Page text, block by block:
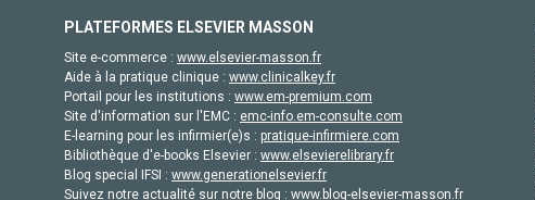
PLATEFORMES ELSEVIER MASSON
Site e-commerce : www.elsevier-masson.fr
Aide à la pratique clinique : www.clinicalkey.fr
Portail pour les institutions : www.em-premium.com
Site d'information sur l'EMC : emc-info.em-consulte.com
E-learning pour les infirmier(e)s : pratique-infirmiere.com
Bibliothèque d'e-books Elsevier : www.elsevierelibrary.fr
Blog special IFSI : www.generationelsevier.fr
Suivez notre actualité sur notre blog : www.blog-elsevier-masson.fr